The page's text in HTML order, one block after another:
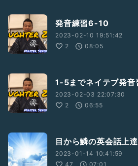
発音練習6-10
2023-02-10 19:51:42
2
08:05
1-5までネイテブ発音
2023-02-03 22:07:30
2
06:55
目から鱗の英会話上
2023-01-14 10:41:59
47
07:01